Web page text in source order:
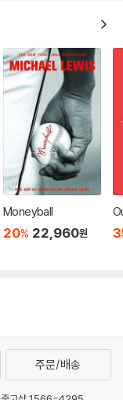
Moneyball
20% 22,960원
주문/배송